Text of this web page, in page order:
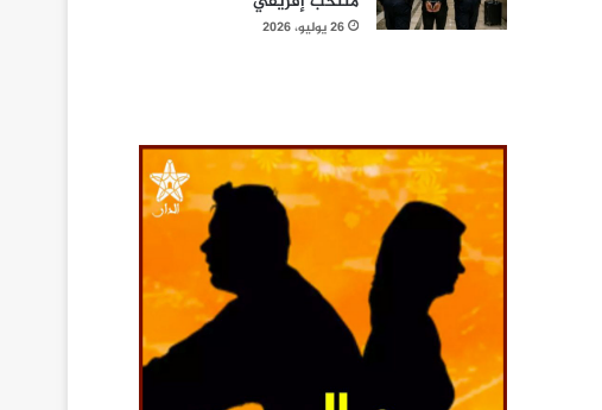
26 يوليو، 2026